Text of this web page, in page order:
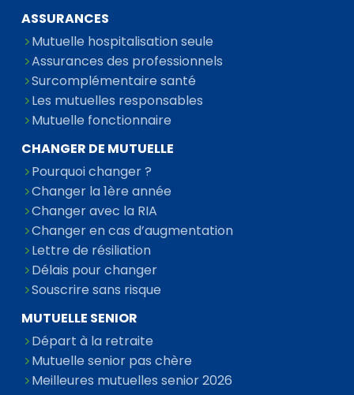
ASSURANCES
Mutuelle hospitalisation seule
Assurances des professionnels
Surcomplémentaire santé
Les mutuelles responsables
Mutuelle fonctionnaire
CHANGER DE MUTUELLE
Pourquoi changer ?
Changer la 1ère année
Changer avec la RIA
Changer en cas d’augmentation
Lettre de résiliation
Délais pour changer
Souscrire sans risque
MUTUELLE SENIOR
Départ à la retraite
Mutuelle senior pas chère
Meilleures mutuelles senior 2026